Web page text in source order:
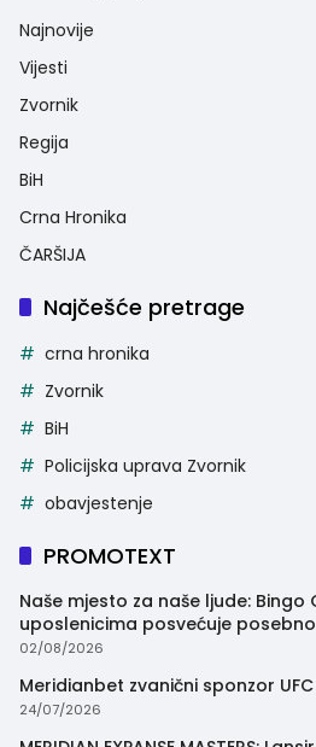
Najnovije
Vijesti
Zvornik
Regija
BiH
Crna Hronika
ČARŠIJA
Najčešće pretrage
crna hronika
Zvornik
BiH
Policijska uprava Zvornik
obavjestenje
PROMOTEXT
Naše mjesto za naše ljude: Bingo
uposlenicima posvećuje
trenutak
02/08/2026
Meridianbet zvanični sponzor
24/07/2026